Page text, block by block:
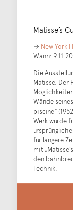
Matisse’s
→ New York
Wann:
Die
Matisse. Der
Wände
piscine“
Werk wurde
für längere
mit
den
Technik.